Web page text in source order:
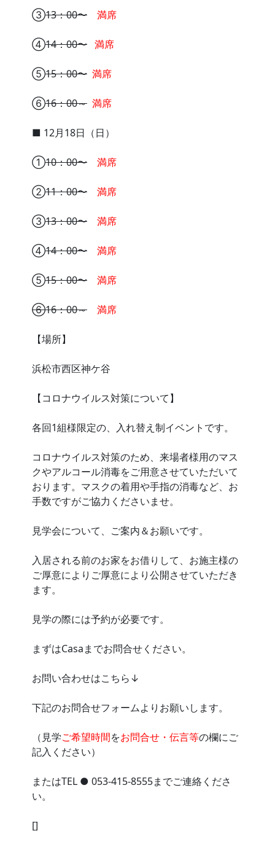
③13：00〜 満席
④14：00〜 満席
⑤15：00〜 満席
⑥16：00～ 満席
■ 12月18日（日）
①10：00〜 満席
②11：00〜 満席
③13：00〜 満席
④14：00〜 満席
⑤15：00〜 満席
⑥16：00～ 満席
【場所】
浜松市西区神ケ谷
【コロナウイルス対策について】
各回1組様限定の、入れ替え制イベントです。
コロナウイルス対策のため、来場者様用のマス
クやアルコール消毒をご用意させていただいて
おります。マスクの着用や手指の消毒など、お
手数ですがご協力くださいませ。
見学会について、ご案内＆お願いです。
入居される前のお家をお借りして、お施主様の
ご厚意によりご厚意により公開させていただき
ます。
見学の際には予約が必要です。
まずはCasaまでお問合せください。
お問い合わせはこちら↓
下記のお問合せフォームよりお願いします。
（見学ご希望時間をお問合せ・伝言等の欄にご
記入ください）
またはTEL ● 053-415-8555までご連絡くださ
い。
[]